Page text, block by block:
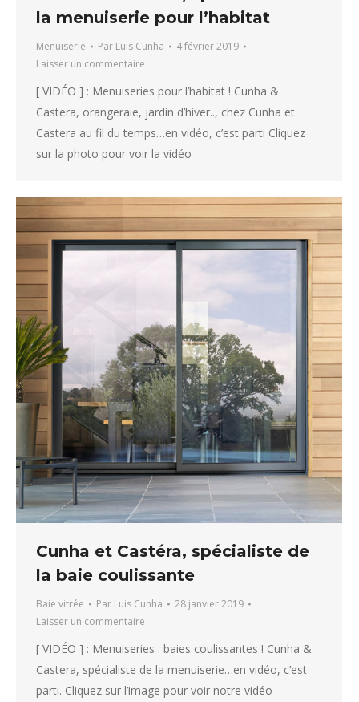
la menuiserie pour l’habitat
Menuiserie Par Luis Cunha
4 février 2019
Laisser un commentaire
[ VIDÉO ] : Menuiseries pour l’habitat ! Cunha &
Castera, orangeraie, jardin d’hiver.., chez Cunha et
Castera au fil du temps…en vidéo, c’est parti Cliquez
sur la photo pour voir la vidéo
Cunha et Castéra, spécialiste de
la baie coulissante
Baie vitrée Par Luis Cunha
28 janvier 2019
Laisser un commentaire
[ VIDÉO ] : Menuiseries : baies coulissantes ! Cunha &
Castera, spécialiste de la menuiserie…en vidéo, c’est
parti. Cliquez sur l’image pour voir notre vidéo